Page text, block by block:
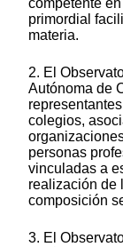
primordial
materia.
2. El
Autónoma de
colegios,
personas
vinculadas a
realización de
composición
3. El